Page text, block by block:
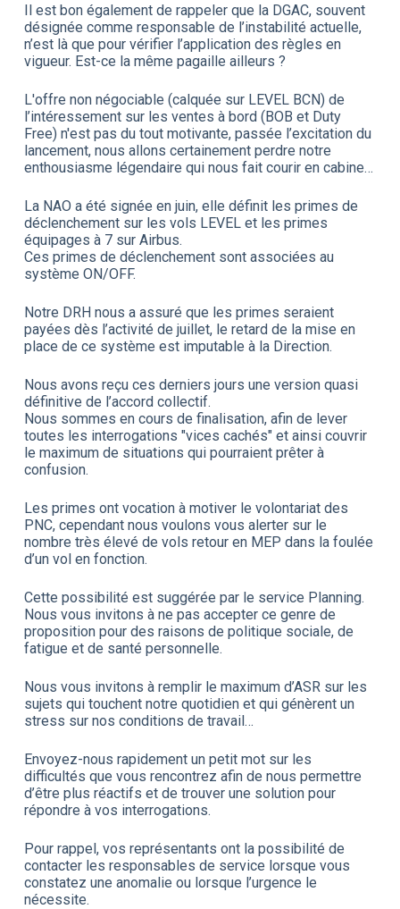
Il est bon également de rappeler que la DGAC, souvent
désignée comme responsable de l’instabilité actuelle,
n’est là que pour vérifier l’application des règles en
vigueur. Est-ce la même pagaille ailleurs ?
L'offre non négociable (calquée sur LEVEL BCN) de
l’intéressement sur les ventes à bord (BOB et Duty
Free) n'est pas du tout motivante, passée l’excitation du
lancement, nous allons certainement perdre notre
enthousiasme légendaire qui nous fait courir en cabine…
La NAO a été signée en juin, elle définit les primes de
déclenchement sur les vols LEVEL et les primes
équipages à 7 sur Airbus.
Ces primes de déclenchement sont associées au
système ON/OFF.
Notre DRH nous a assuré que les primes seraient
payées dès l’activité de juillet, le retard de la mise en
place de ce système est imputable à la Direction.
Nous avons reçu ces derniers jours une version quasi
définitive de l’accord collectif.
Nous sommes en cours de finalisation, afin de lever
toutes les interrogations "vices cachés" et ainsi couvrir
le maximum de situations qui pourraient prêter à
confusion.
Les primes ont vocation à motiver le volontariat des
PNC, cependant nous voulons vous alerter sur le
nombre très élevé de vols retour en MEP dans la foulée
d’un vol en fonction.
Cette possibilité est suggérée par le service Planning.
Nous vous invitons à ne pas accepter ce genre de
proposition pour des raisons de politique sociale, de
fatigue et de santé personnelle.
Nous vous invitons à remplir le maximum d’ASR sur les
sujets qui touchent notre quotidien et qui génèrent un
stress sur nos conditions de travail…
Envoyez-nous rapidement un petit mot sur les
difficultés que vous rencontrez afin de nous permettre
d’être plus réactifs et de trouver une solution pour
répondre à vos interrogations.
Pour rappel, vos représentants ont la possibilité de
contacter les responsables de service lorsque vous
constatez une anomalie ou lorsque l’urgence le
nécessite.